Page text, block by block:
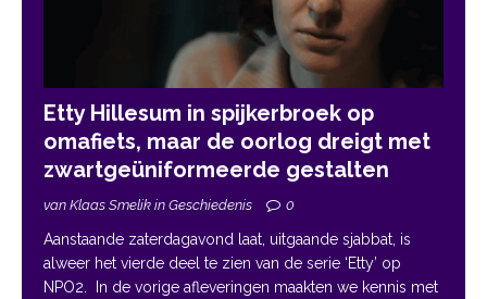
Etty Hillesum in spijkerbroek op
omafiets, maar de oorlog dreigt met
zwartgeüniformeerde gestalten
van Klaas Smelik in Geschiedenis 0
Aanstaande zaterdagavond laat, uitgaande sjabbat, is
alweer het vierde deel te zien van de serie ‘Etty’ op
NPO2. In de vorige afleveringen maakten we kennis met